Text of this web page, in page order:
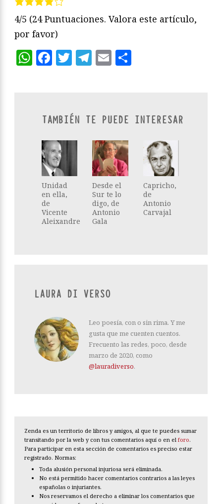
4/5 (24 Puntuaciones. Valora este artículo,
por favor)
WhatsApp
Facebook
Twitter
Telegram
Email
TAMBIÉN TE PUEDE INTERESAR
Unidad
en ella,
de
Vicente
Aleixandre
Desde el
Sur te lo
digo, de
Antonio
Gala
Capricho,
de
Antonio
Carvajal
LAURA DI VERSO
Leo poesía, con o sin rima. Y me
gusta que me cuenten cuentos.
Frecuento las redes, poco, desde
marzo de 2020, como
@lauradiverso.
Zenda es un territorio de libros y amigos, al que te puedes sumar
transitando por la web y con tus comentarios aquí o en el foro.
Para participar en esta sección de comentarios es preciso estar
registrado. Normas:
Toda alusión personal injuriosa será eliminada.
No está permitido hacer comentarios contrarios a las leyes
españolas o injuriantes.
Nos reservamos el derecho a eliminar los comentarios que